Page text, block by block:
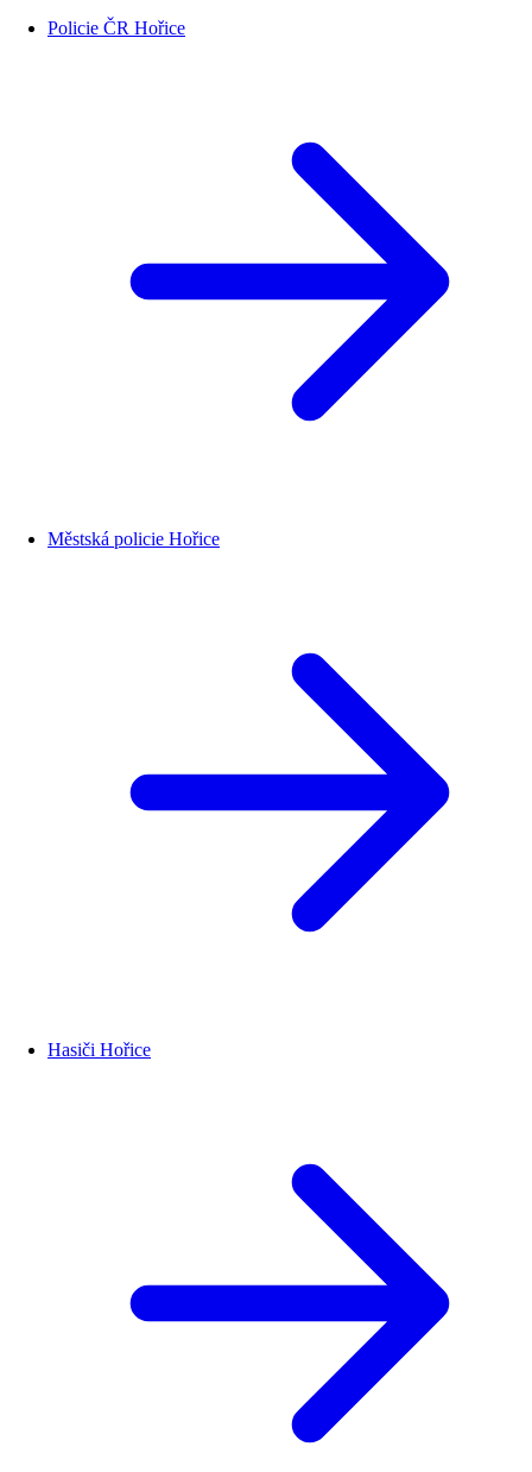
Policie ČR Hořice
Městská policie Hořice
Hasiči Hořice